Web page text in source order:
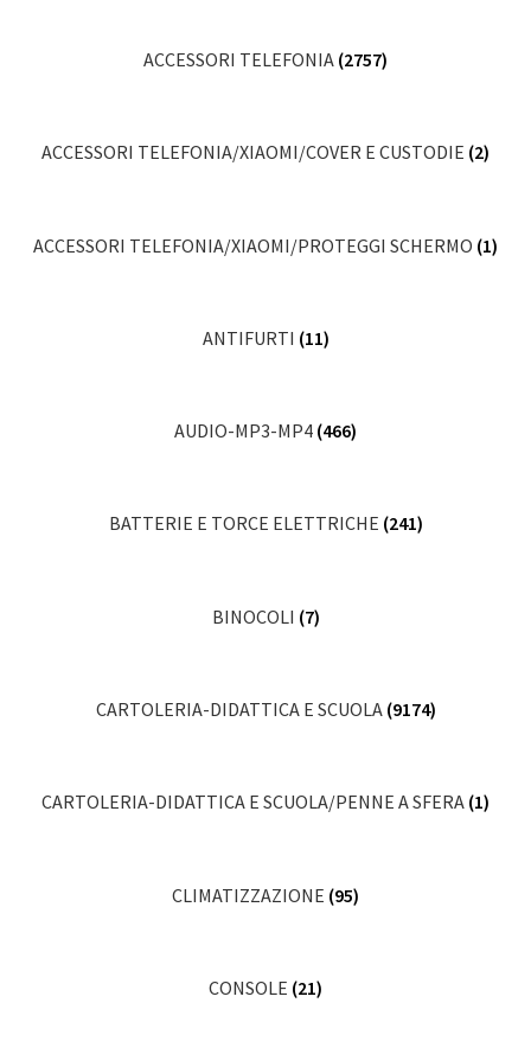
ACCESSORI TELEFONIA (2757)
ACCESSORI TELEFONIA/XIAOMI/COVER E CUSTODIE (2)
ACCESSORI TELEFONIA/XIAOMI/PROTEGGI SCHERMO (1)
ANTIFURTI (11)
AUDIO-MP3-MP4 (466)
BATTERIE E TORCE ELETTRICHE (241)
BINOCOLI (7)
CARTOLERIA-DIDATTICA E SCUOLA (9174)
CARTOLERIA-DIDATTICA E SCUOLA/PENNE A SFERA (1)
CLIMATIZZAZIONE (95)
CONSOLE (21)